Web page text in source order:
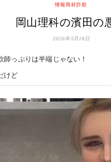
情報商材詐欺
岡山理科の濱田の
2026年5月18日
っぷりは半端じゃない！
けど